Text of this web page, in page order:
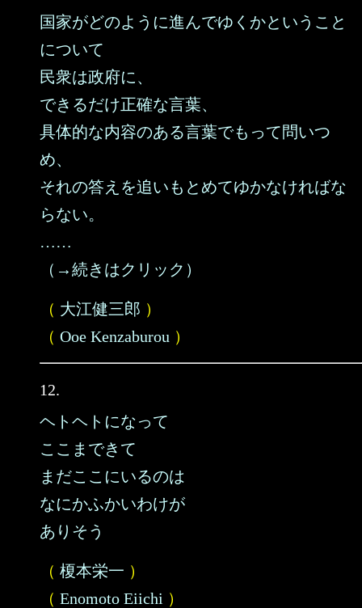
国家がどのように進んでゆくかということ
について
民衆は政府に、
できるだけ正確な言葉、
具体的な内容のある言葉でもって問いつ
め、
それの答えを追いもとめてゆかなければな
らない。
……
（→続きはクリック）
（ 大江健三郎 ）
（ Ooe Kenzaburou ）
12.
ヘトヘトになって
ここまできて
まだここにいるのは
なにかふかいわけが
ありそう
（ 榎本栄一 ）
（ Enomoto Eiichi ）